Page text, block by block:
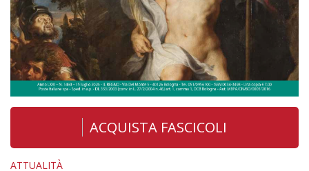
ACQUISTA FASCICOLI
ATTUALITÀ